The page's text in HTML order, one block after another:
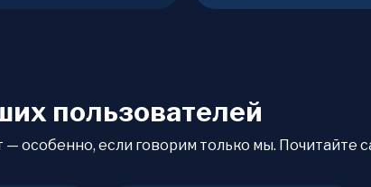
пользователей
— особенно, если говорим только мы.